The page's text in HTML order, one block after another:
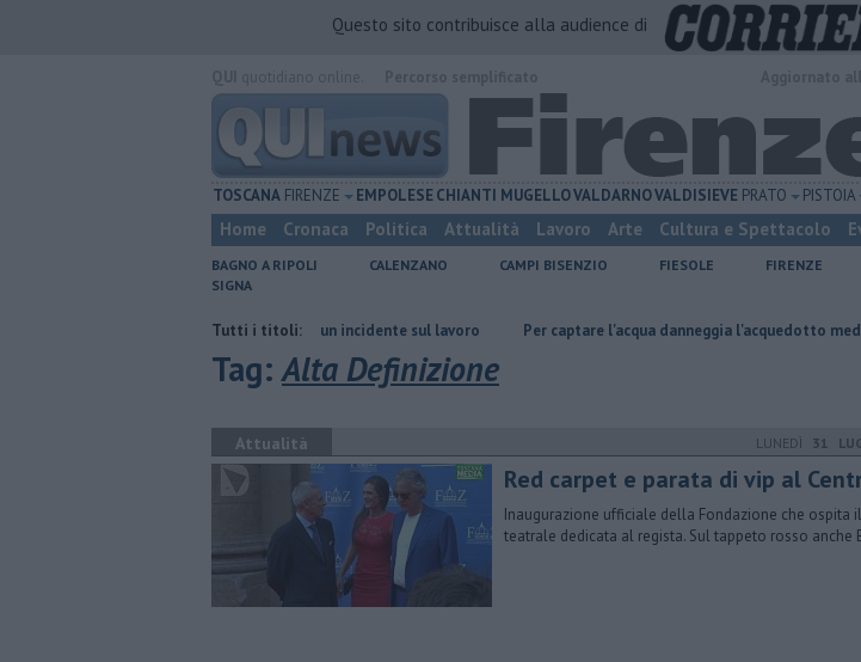
Questo sito contribuisce alla audience di
TOSCANA FIRENZE EMPOLESECHIANTI MUGELLOVALDARNOVALDISIEVE PRATO PISTOIA
Home Cronaca Politica Attualità Lavoro Arte Cultura e Spettacolo
BAGNO A RIPOLI CALENZANO CAMPI BISENZIO FIESOLE FIRENZE
SIGNA
Tutti i titoli:
Muore a 61 anni in un incidente sul lavoro Per captare l'acqua danneggia l'acquedotto mediceo
Tag:Alta Definizione
Attualità LUNEDÌ 31
Red carpet e parata di vip al
Inaugurazione ufficiale della Fondazione che ospita
teatrale dedicata al regista. Sul tappeto rosso anche